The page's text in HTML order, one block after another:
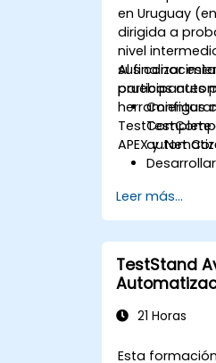
en Uruguay
dirigida a
nivel
sus
pruebas
herramientas
TestComplete
APEX y .Net
Al finalizar
participantes
Integrar
con
Core.
Aplicar
Transitar
Leer más...
TestStand
21 Horas
Esta